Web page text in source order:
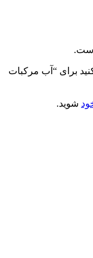
برای “آب مرکبات
شوید.